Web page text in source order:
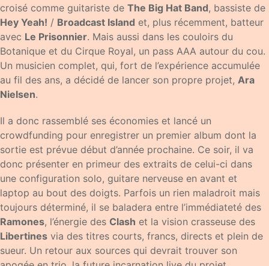
croisé comme guitariste de The Big Hat Band, bassiste de
Hey Yeah! / Broadcast Island et, plus récemment, batteur
avec Le Prisonnier. Mais aussi dans les couloirs du
Botanique et du Cirque Royal, un pass AAA autour du cou.
Un musicien complet, qui, fort de l’expérience accumulée
au fil des ans, a décidé de lancer son propre projet, Ara
Nielsen.
Il a donc rassemblé ses économies et lancé un
crowdfunding pour enregistrer un premier album dont la
sortie est prévue début d’année prochaine. Ce soir, il va
donc présenter en primeur des extraits de celui-ci dans
une configuration solo, guitare nerveuse en avant et
laptop au bout des doigts. Parfois un rien maladroit mais
toujours déterminé, il se baladera entre l’immédiateté des
Ramones, l’énergie des Clash et la vision crasseuse des
Libertines via des titres courts, francs, directs et plein de
sueur. Un retour aux sources qui devrait trouver son